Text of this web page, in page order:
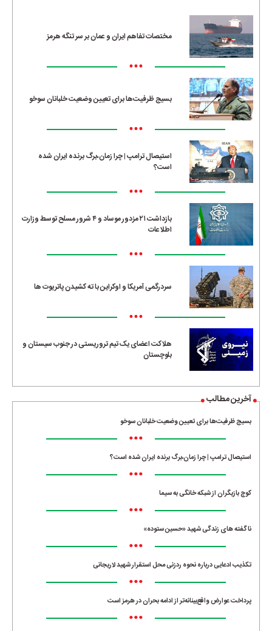
مختصات تفاهم ایران و عمان بر سر تنگه هرمز
•••
بسیج ظرفیت‌ها برای تعیین وضعیت خلبانان سوخو
•••
استیصال ترامپ | چرا زمان،برگ برنده ایران شده
است؟
•••
بازداشت ۲۱ مزدور موساد و ۴ شرور مسلح توسط وزارت
اطلاعات
•••
سردرگمی آمریکا و اوکراین با ته کشیدن پاتریوت ها
•••
هلاکت اعضای یک تیم تروریستی در جنوب سیستان و
بلوچستان
آخرین مطالب
بسیج ظرفیت‌ها برای تعیین وضعیت خلبانان سوخو
•••
استیصال ترامپ | چرا زمان،برگ برنده ایران شده است؟
•••
کوچ بازیگران از شبکه خانگی به سیما
•••
ناگفته های زندگی شهید «حسین ستوده»
•••
تکذیب ادعایی درباره نحوه ردزنی محل استقرار شهید لاریجانی
•••
پرداخت عوارض واقع‌بینانه‌تر از ادامه بحران در هرمز است
•••